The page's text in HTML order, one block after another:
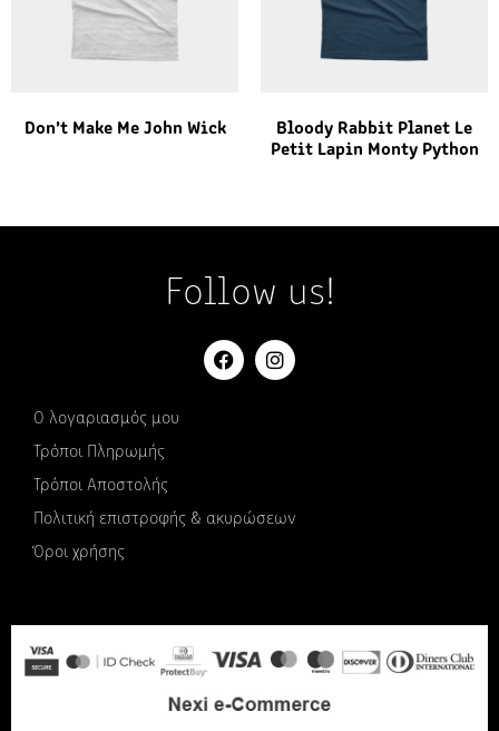
Don’t Make Me John Wick
Bloody Rabbit Planet Le
Petit Lapin Monty Python
Follow us!
Ο λογαριασμός μου
Τρόποι Πληρωμής
Τρόποι Αποστολής
Πολιτική επιστροφής & ακυρώσεων
Όροι χρήσης